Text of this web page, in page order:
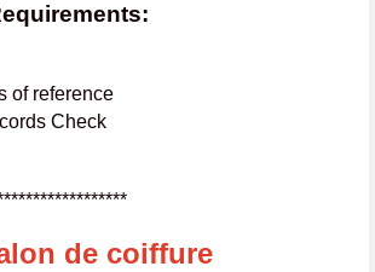
of reference
Check
de coiffure